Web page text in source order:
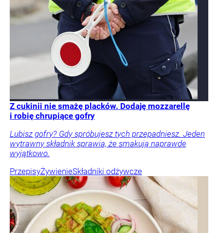
Z cukinii nie smażę placków. Dodaję mozzarellę
i robię chrupiące gofry
Lubisz gofry? Gdy spróbujesz tych przepadniesz. Jeden
wytrawny składnik sprawia, że smakują naprawdę
wyjątkowo.
PrzepisyŻywienieSkładniki odżywcze